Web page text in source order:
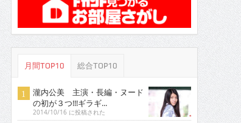
月間TOP10 総合TOP10
瀧内公美 主演・長編・ヌード
の初が３つ!!!ギラギ...
2014/10/16 に投稿された